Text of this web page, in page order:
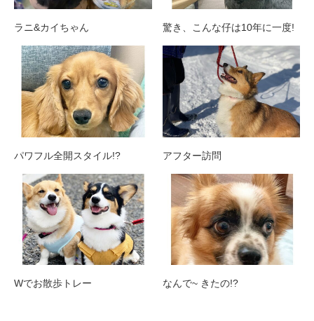
ラニ&カイちゃん 驚き、こんな仔は10年に一度!
パワフル全開スタイル!? アフター訪問
Wでお散歩トレー なんで~ きたの!?